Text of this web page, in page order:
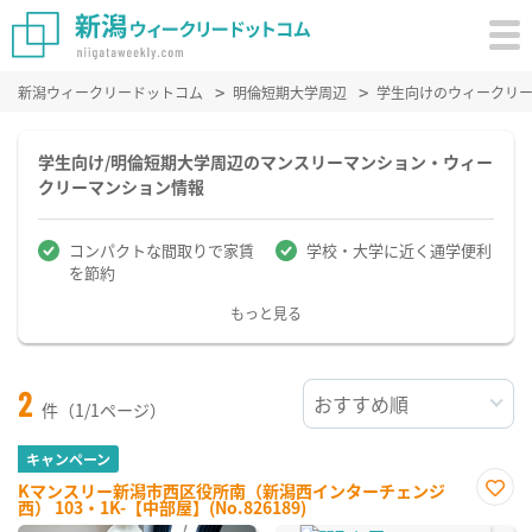
新潟ウィークリードットコム 明倫短期大学周辺 学生向けのウィークリ
学生向け/明倫短期大学周辺のマンスリーマンション・ウィー
クリーマンション情報
コンパクトな間取りで家賃
を節約
学校・大学に近く通学便利
もっと見る
2 件（1/1ページ）
キャンペーン
Kマンスリー新潟市西区役所南（新潟西インターチェンジ
西） 103・1K-【中部屋】(No.826189)